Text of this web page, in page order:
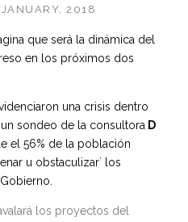
2018
que será la dinámica del
en los próximos dos
una crisis dentro
sondeo de la consultora D
el 56% de la población
u obstaculizar` los
los proyectos del